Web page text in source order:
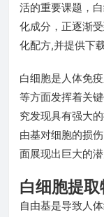
活的重要课题，
化成分，正逐渐
化配方,并提供下载
白细胞是人体免
等方面发挥着关
究发现具有强大
由基对细胞的损
面展现出巨大的潜
白细胞提
自由基是导致人